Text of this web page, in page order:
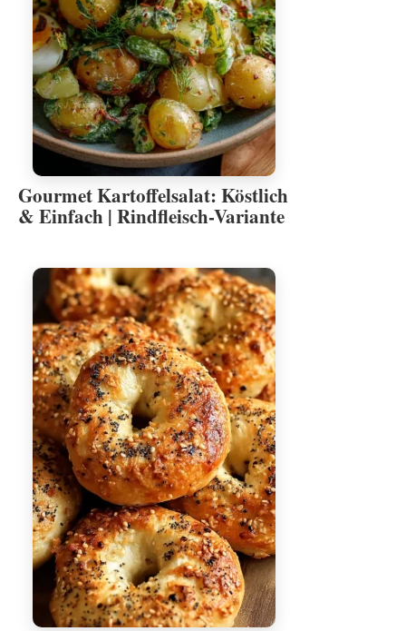
Gourmet Kartoffelsalat: Köstlich
& Einfach | Rindfleisch-Variante